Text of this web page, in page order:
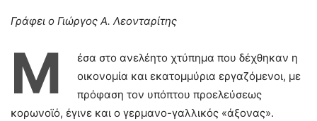
Γράφει ο Γιώργος Α. Λεονταρίτης
Μ
έσα στο ανελέητο χτύπημα που δέχθηκαν η
οικονομία και εκατομμύρια εργαζόμενοι, με
πρόφαση τον υπόπτου προελεύσεως
κορωνοϊό, έγινε και ο γερμανο-γαλλικός «άξονας».